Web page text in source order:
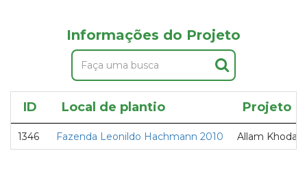
Informações do Projeto
ID Local de plantio Projeto
1346 Fazenda Leonildo Hachmann 2010 Allam Khodair